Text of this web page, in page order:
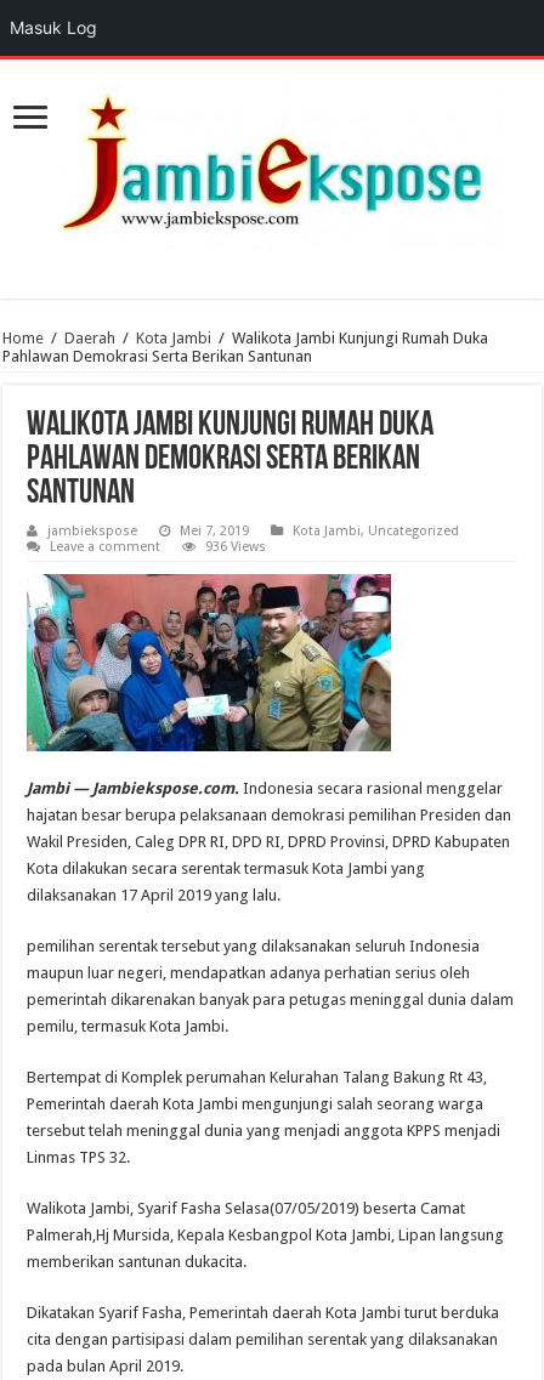
Home / Daerah / Kota Jambi / Walikota Jambi Kunjungi Rumah Duka
Pahlawan Demokrasi Serta Berikan Santunan
Walikota Jambi Kunjungi Rumah Duka
Pahlawan Demokrasi Serta Berikan
Santunan
jambiekspose Mei 7, 2019 Kota Jambi, Uncategorized
Leave a comment
936 Views
Jambi — Jambiekspose.com. Indonesia secara rasional menggelar
hajatan besar berupa pelaksanaan demokrasi pemilihan Presiden dan
Wakil Presiden, Caleg DPR RI, DPD RI, DPRD Provinsi, DPRD Kabupaten
Kota dilakukan secara serentak termasuk Kota Jambi yang
dilaksanakan 17 April 2019 yang lalu.
pemilihan serentak tersebut yang dilaksanakan seluruh Indonesia
maupun luar negeri, mendapatkan adanya perhatian serius oleh
pemerintah dikarenakan banyak para petugas meninggal dunia dalam
pemilu, termasuk Kota Jambi.
Bertempat di Komplek perumahan Kelurahan Talang Bakung Rt 43,
Pemerintah daerah Kota Jambi mengunjungi salah seorang warga
tersebut telah meninggal dunia yang menjadi anggota KPPS menjadi
Linmas TPS 32.
Walikota Jambi, Syarif Fasha Selasa(07/05/2019) beserta Camat
Palmerah,Hj Mursida, Kepala Kesbangpol Kota Jambi, Lipan langsung
memberikan santunan dukacita.
Dikatakan Syarif Fasha, Pemerintah daerah Kota Jambi turut berduka
cita dengan partisipasi dalam pemilihan serentak yang dilaksanakan
pada bulan April 2019.
Masuk Log